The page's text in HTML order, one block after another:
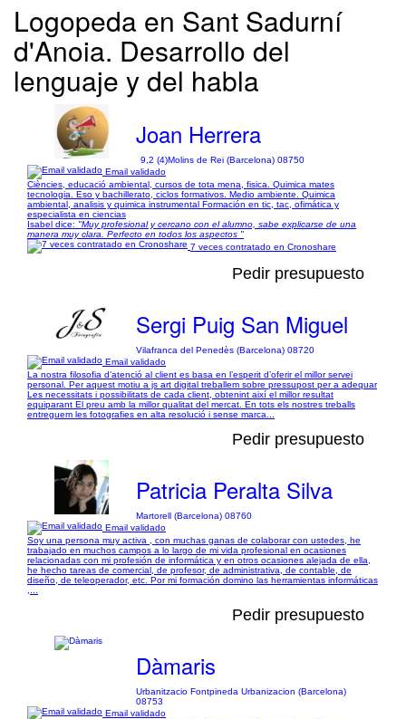
Logopeda en Sant Sadurní
d'Anoia. Desarrollo del
lenguaje y del habla
Joan Herrera
9,2 (4)Molins de Rei (Barcelona) 08750
Email validado
Ciències, educació ambiental, cursos de tota mena, fisica. Quimica mates
tecnologia. Eso y bachillerato, ciclos formativos. Medio ambiente. Quimica
ambiental, analisis y quimica instrumental Formación en tic, tac, ofimática y
especialista en ciencias
Isabel dice: "Muy profesional y cercano con el alumno, sabe explicarse de una
manera muy clara. Perfecto en todos los aspectos "
7 veces contratado en Cronoshare
Pedir presupuesto
Sergi Puig San Miguel
Vilafranca del Penedès (Barcelona) 08720
Email validado
La nostra filosofia d’atenció al client es basa en l’esperit d’oferir el millor servei
personal. Per aquest motiu a js art digital treballem sobre pressupost per a adequar
Les necessitats i possibilitats de cada client, obtenint així el millor resultat
equiparant El preu amb la millor qualitat del mercat. En tots els nostres treballs
entreguem les fotografies en alta resolució i sense marca...
Pedir presupuesto
Patricia Peralta Silva
Martorell (Barcelona) 08760
Email validado
Soy una persona muy activa , con muchas ganas de colaborar con ustedes, he
trabajado en muchos campos a lo largo de mi vida profesional en ocasiones
relacionadas con mi profesión de informática y en otros ocasiones alejada de ella,
he hecho tareas de comercial, de profesor, de administrativa, de contable, de
diseño, de teleoperador, etc. Por mi formación domino las herramientas informáticas
Pedir presupuesto
Dàmaris
Urbanitzacio Fontpineda Urbanizacion (Barcelona)
08753
Email validado